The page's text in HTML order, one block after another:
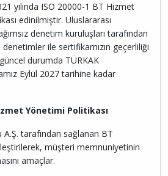
yılında ISO 20000-1 BT Hizmet
edinilmiştir. Uluslararası
denetim kuruluşları tarafından
denetimler ile sertifikamızın geçerliliği
durumda TÜRKAK
Eylül 2027 tarihine kadar
Yönetimi Politikası
A.Ş. tarafından sağlanan BT
müşteri memnuniyetinin
amaçlar.